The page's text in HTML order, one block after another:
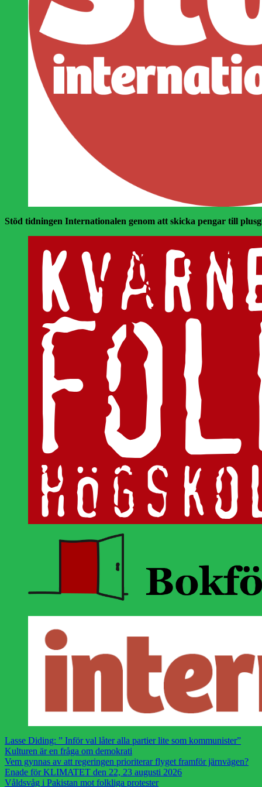
Stöd tidningen Internationalen genom att skicka pengar till
Lasse Diding: ” Inför val låter alla partier lite som kommunister”
Kulturen är en fråga om demokrati
Vem gynnas av att regeringen prioriterar flyget framför järnvägen?
Enade för KLIMATET den 22, 23 augusti 2026
Våldsvåg i Pakistan mot folkliga protester